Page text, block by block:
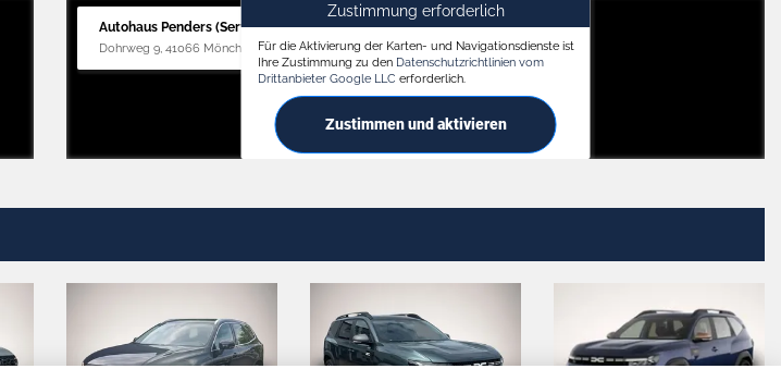
Autohaus Penders (Service)
Dohrweg 9, 41066 Mönchengladbach
Zustimmung erforderlich
Für die Aktivierung der Karten- und Navigationsdienste ist
Ihre Zustimmung zu den Datenschutzrichtlinien vom
Drittanbieter Google LLC erforderlich.
Zustimmen und aktivieren